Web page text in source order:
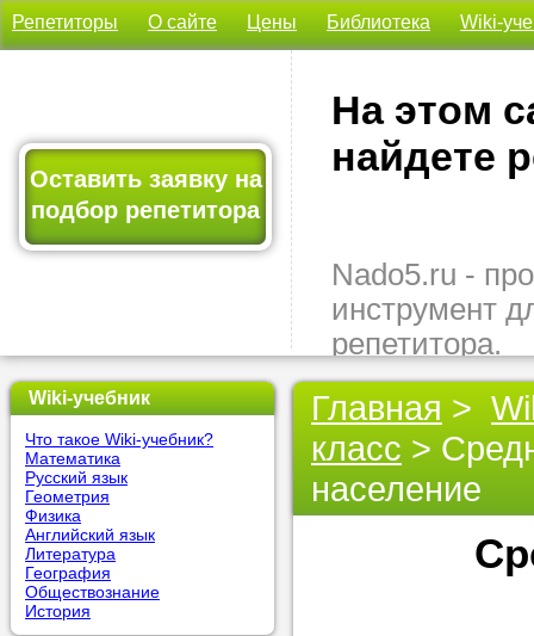
Репетиторы О сайте Цены Библиотека Wiki-
Оставить заявку на
подбор репетитора
На этом
найдете
Nado5.ru -
инструмент
репетитора.
Здесь вы
подходящего
быстро,
бесплатно.
Оставьте
позвоните
Wiki-учебник
Что такое Wiki-учебник?
Математика
Русский язык
Геометрия
Физика
Английский язык
Литература
География
Обществознание
История
Главная >
класс >
население